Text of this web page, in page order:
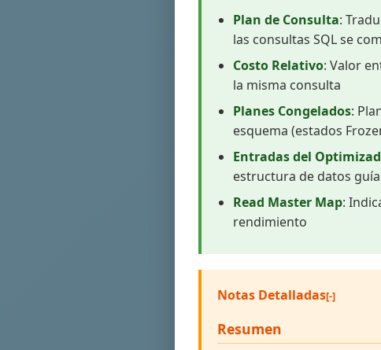
Plan de Consulta:
las consultas SQL se
Costo Relativo: Valor
la misma consulta
Planes Congelados:
esquema (estados
Entradas del
estructura de datos
Read Master Map:
rendimiento
Notas Detalladas
Resumen